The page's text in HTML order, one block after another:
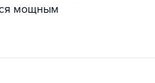
мощным